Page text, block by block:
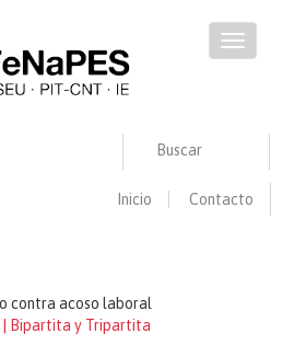
Toggle
navigation
Buscar
Inicio Contacto
| Bipartita y Tripartita